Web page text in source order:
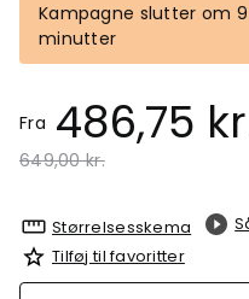
Kampagne slutter om
minutter
Fra 486,75
Pris nedsat fra
649,00 kr.til
Størrelsesskema
Tilføj til favoritter